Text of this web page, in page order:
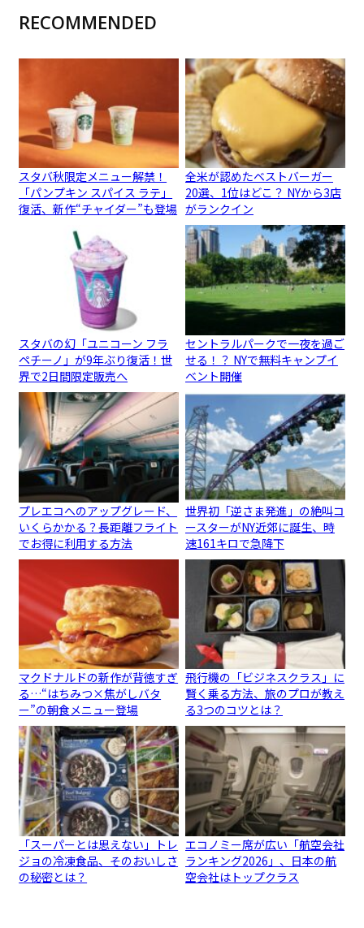
RECOMMENDED
スタバ秋限定メニュー解禁！
「パンプキン スパイス ラテ」
復活、新作“チャイダー”も登場
全米が認めたベストバーガー
20選、1位はどこ？ NYから3店
がランクイン
スタバの幻「ユニコーン フラ
ペチーノ」が9年ぶり復活！世
界で2日間限定販売へ
セントラルパークで一夜を過ご
せる！？ NYで無料キャンプイ
ベント開催
プレエコへのアップグレード、
いくらかかる？長距離フライト
でお得に利用する方法
世界初「逆さま発進」の絶叫コ
ースターがNY近郊に誕生、時
速161キロで急降下
マクドナルドの新作が背徳すぎ
る…“はちみつ×焦がしバタ
ー”の朝食メニュー登場
飛行機の「ビジネスクラス」に
賢く乗る方法、旅のプロが教え
る3つのコツとは？
「スーパーとは思えない」トレ
ジョの冷凍食品、そのおいしさ
の秘密とは？
エコノミー席が広い「航空会社
ランキング2026」、日本の航
空会社はトップクラス